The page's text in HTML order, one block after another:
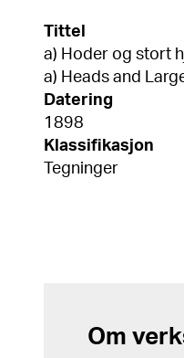
Tittel
a) Hoder og stort
a) Heads and
Datering
1898
Klassifikasjon
Tegninger
Om